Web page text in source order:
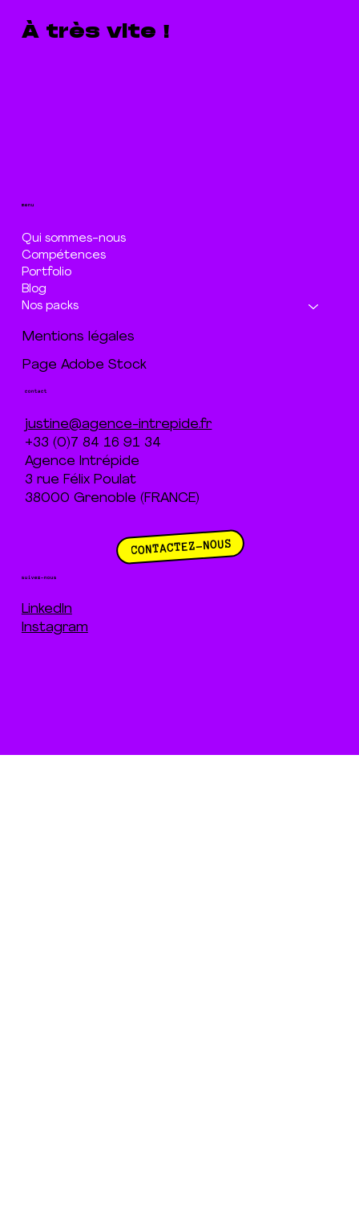
stéréotypes
À très vite !
menu
Qui sommes-nous
Compétences
Portfolio
Blog
Nos packs
Mentions légales
Page Adobe Stock
suivez-nous
LinkedIn
Instagram
contact
justine@agence-intrepide.fr
+33 (0)7 84 16 91 34
Agence Intrépide
3 rue Félix Poulat
38000 Grenoble (FRANCE)
CONTACTEZ-NOUS